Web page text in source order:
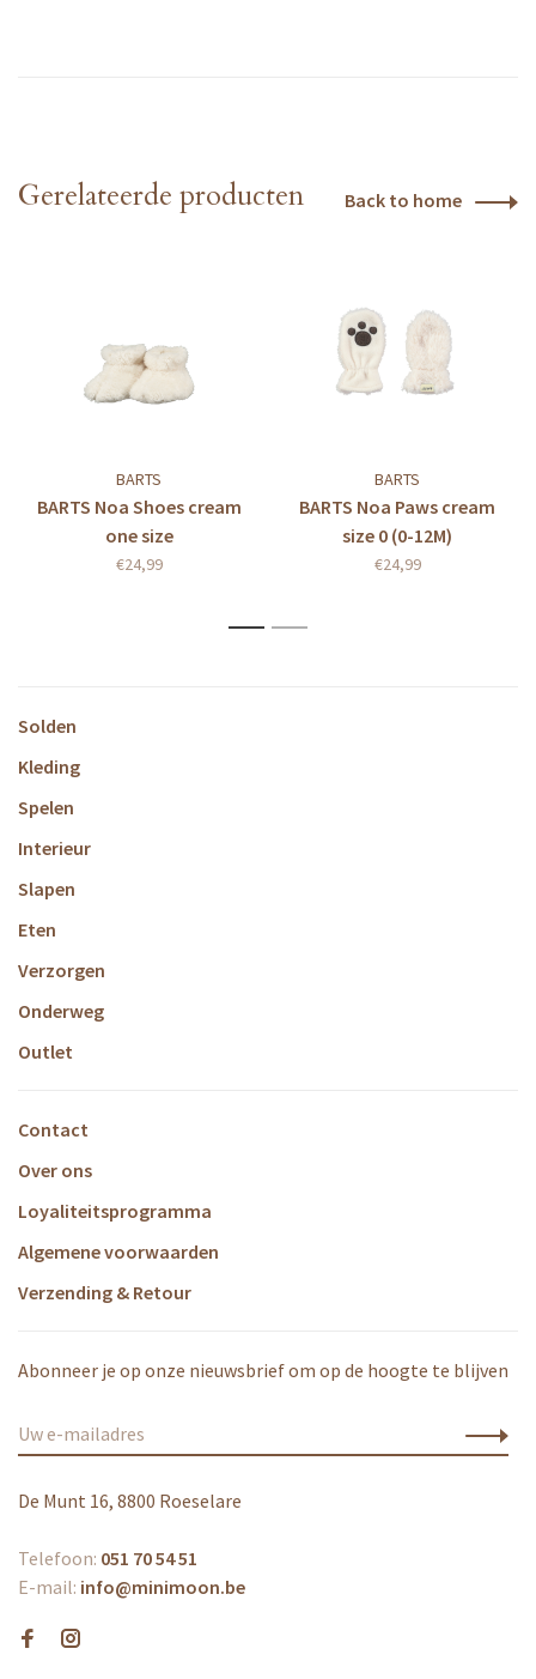
Gerelateerde producten Back to home
BARTS
BARTS Noa Shoes cream
one size
€24,99
BARTS
BARTS Noa Paws cream
size 0 (0-12M)
€24,99
1 2
Solden
Kleding
Spelen
Interieur
Slapen
Eten
Verzorgen
Onderweg
Outlet
Contact
Over ons
Loyaliteitsprogramma
Algemene voorwaarden
Verzending & Retour
Abonneer je op onze nieuwsbrief om op de hoogte te blijven
De Munt 16, 8800 Roeselare
Telefoon: 051 70 54 51
E-mail: info@minimoon.be